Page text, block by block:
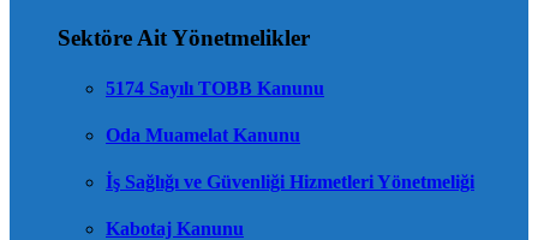
Sektöre Ait Yönetmelikler
5174 Sayılı TOBB Kanunu
Oda Muamelat Kanunu
İş Sağlığı ve Güvenliği Hizmetleri Yönetmeliği
Kabotaj Kanunu